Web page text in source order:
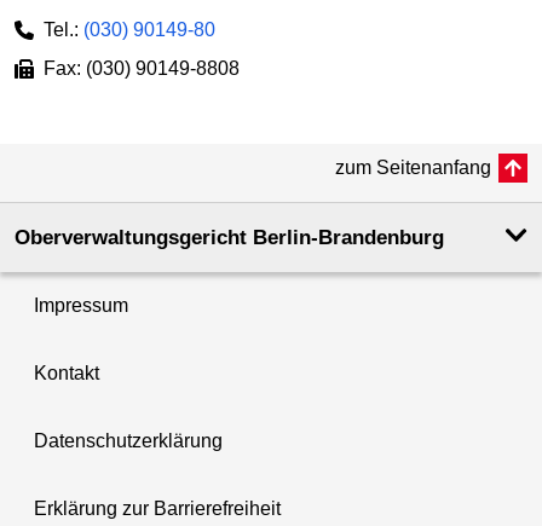
Tel.: (030) 90149-80
Fax: (030) 90149-8808
zum Seitenanfang
Oberverwaltungsgericht Berlin-Brandenburg
Impressum
Kontakt
Datenschutzerklärung
Erklärung zur Barrierefreiheit